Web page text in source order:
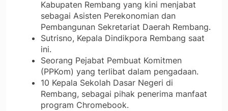
Kabupaten Rembang yang kini menjabat
sebagai Asisten Perekonomian dan
Pembangunan Sekretariat Daerah Rembang.
Sutrisno, Kepala Dindikpora Rembang saat
ini.
Seorang Pejabat Pembuat Komitmen
(PPKom) yang terlibat dalam pengadaan.
10 Kepala Sekolah Dasar Negeri di
Rembang, sebagai pihak penerima manfaat
program Chromebook.